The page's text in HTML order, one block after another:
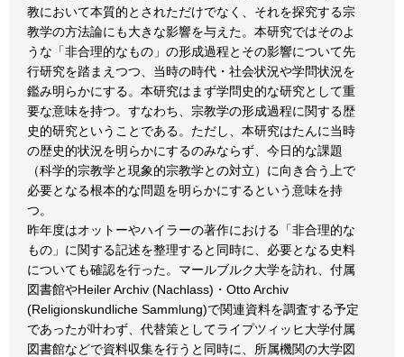
教において本質的とされただけでなく、それを探究する宗
教学の方法論にも大きな影響を与えた。本研究ではそのよ
うな「非合理的なもの」の形成過程とその影響について先
行研究を踏まえつつ、当時の時代・社会状況や学問状況を
鑑み明らかにする。本研究はまず学問史的な研究として重
要な意味を持つ。すなわち、宗教学の形成過程に関する歴
史的研究ということである。ただし、本研究はたんに当時
の歴史的状況を明らかにするのみならず、今日的な課題
（科学的宗教学と現象的宗教学との対立）に向き合う上で
必要となる根本的な問題を明らかにするという意味を持
つ。
昨年度はオットーやハイラーの著作における「非合理的な
もの」に関する記述を整理すると同時に、必要となる史料
についても確認を行った。マールブルク大学を訪れ、付属
図書館やHeiler Archiv (Nachlass)・Otto Archiv
(Religionskundliche Sammlung)で関連資料を調査する予定
であったが叶わず、代替策としてライプツィッヒ大学付属
図書館などで資料収集を行うと同時に、所属機関の大学図